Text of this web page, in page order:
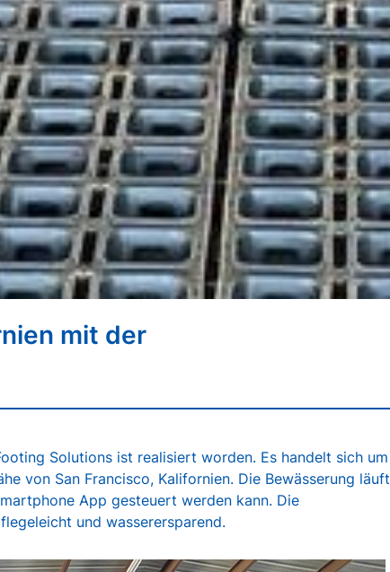
mit der
Solutions ist realisiert worden. Es handelt sich um
von San Francisco, Kalifornien. Die Bewässerung läuft
App gesteuert werden kann. Die
und wasserersparend.